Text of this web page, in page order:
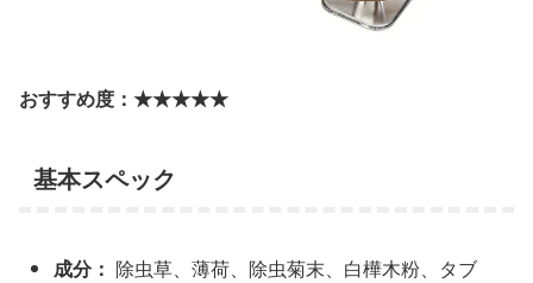
おすすめ度：★★★★★
基本スペック
成分： 除虫草、薄荷、除虫菊末、白樺木粉、タブ